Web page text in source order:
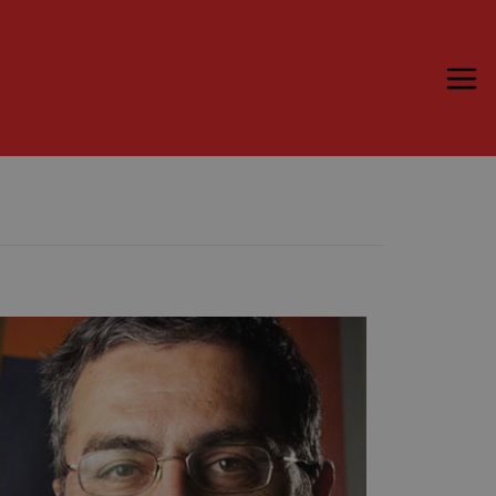
Ospiti | Trame.15
News & Kit
Accrediti Stampa | Trame.15
Cartella Stampa
Rassegna Stampa
Partecipa